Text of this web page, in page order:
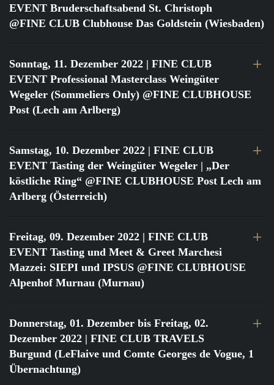
EVENT Bruderschaftsabend St. Christoph
@FINE CLUB Clubhouse Das Goldstein (Wiesbaden)
Sonntag, 11. Dezember 2022 | FINE CLUB
EVENT Professional Masterclass Weingüter
Wegeler (Sommeliers Only) @FINE CLUBHOUSE
Post (Lech am Arlberg)
Samstag, 10. Dezember 2022 | FINE CLUB
EVENT Tasting der Weingüter Wegeler | „Der
köstliche Ring“ @FINE CLUBHOUSE Post Lech am
Arlberg (Österreich)
Freitag, 09. Dezember 2022 | FINE CLUB
EVENT Tasting und Meet & Greet Marchesi
Mazzei: SIEPI und IPSUS @FINE CLUBHOUSE
Alpenhof Murnau (Murnau)
Donnerstag, 01. Dezember bis Freitag, 02.
Dezember 2022 | FINE CLUB TRAVELS
Burgund (LeFlaive und Comte Georges de Vogue, 1
Übernachtung)